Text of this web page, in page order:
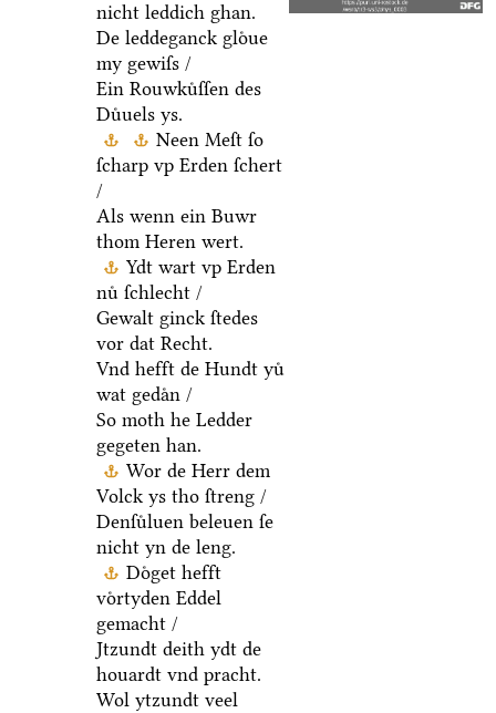
nicht leddich ghan.
De leddeganck gloͤue
my gewiſs /
Ein Rouwkuͤſſen des
Duͤuels ys.
Neen Meſt ſo
ſcharp vp Erden ſchert
/
Als wenn ein Buwr
thom Heren wert.
Ydt wart vp Erden
nuͤ ſchlecht /
Gewalt ginck ſtedes
vor dat Recht.
Vnd hefft de Hundt yuͤ
wat gedaͤn /
So moth he Ledder
gegeten han.
Wor de Herr dem
Volck ys tho ſtreng /
Denſuͤluen beleuen ſe
nicht yn de leng.
Doͤget hefft
voͤrtyden Eddel
gemacht /
Jtzundt deith ydt de
houardt vnd pracht.
Wol ytzundt veel